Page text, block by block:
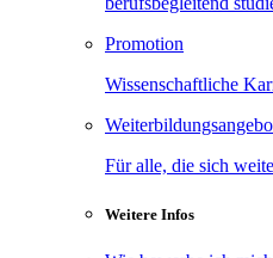
Promotion
Wissenschaftliche
Für alle, die sich
Weitere Infos